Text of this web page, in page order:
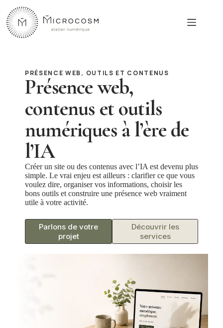
contenu
PRÉSENCE WEB, OUTILS ET CONTENUS
Présence web,
contenus et outils
numériques à l’ère de
l’IA
Créer un site ou des contenus avec l’IA est devenu plus
simple. Le vrai enjeu est ailleurs : clarifier ce que vous
voulez dire, organiser vos informations, choisir les
bons outils et construire une présence web vraiment
utile à votre activité.
Parlons de votre
projet
Découvrir les
services